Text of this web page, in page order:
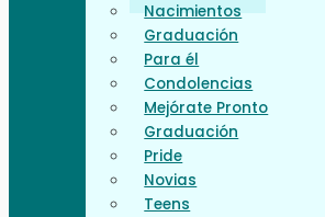
Nacimientos
Graduación
Para él
Condolencias
Mejórate Pronto
Graduación
Pride
Novias
Teens